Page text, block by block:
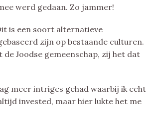
werd gedaan. Zo jammer!
is een soort alternatieve
zijn op bestaande culturen.
Joodse gemeenschap, zij het dat
meer intriges gehad waarbij ik echt
invested, maar hier lukte het me